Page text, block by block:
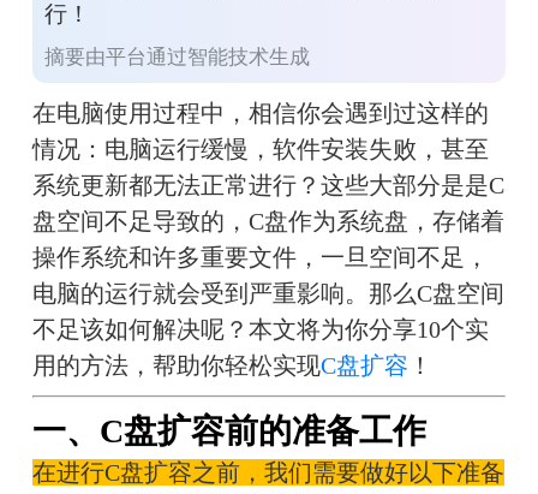
行！
摘要由平台通过智能技术生成
在电脑使用过程中，相信你会遇到过这样的
情况：电脑运行缓慢，软件安装失败，甚至
系统更新都无法正常进行？这些大部分是是C
盘空间不足导致的，C盘作为系统盘，存储着
操作系统和许多重要文件，一旦空间不足，
电脑的运行就会受到严重影响。那么C盘空间
不足该如何解决呢？本文将为你分享10个实
用的方法，帮助你轻松实现C盘扩容 ！
一、C盘扩容前的准备工作
在进行C盘扩容之前，我们需要做好以下准备